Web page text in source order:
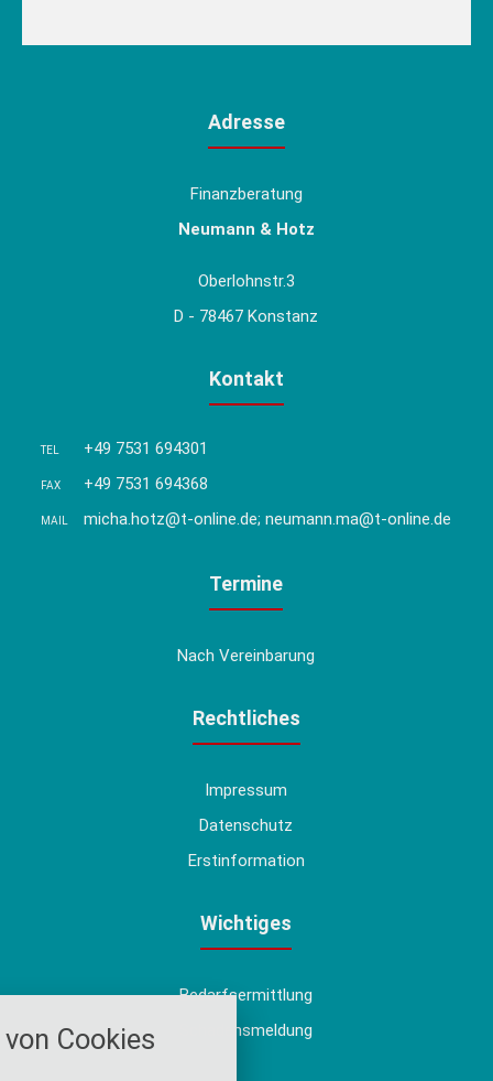
Adresse
Finanzberatung
Neumann & Hotz
Oberlohnstr.3
D - 78467 Konstanz
Kontakt
TEL +49 7531 694301
FAX +49 7531 694368
MAIL micha.hotz@t-online.de; neumann.ma@t-online.de
Termine
Nach Vereinbarung
Rechtliches
Impressum
Datenschutz
Erstinformation
Wichtiges
Bedarfsermittlung
Schadensmeldung
Cookies
alle verwendeten Cookies und